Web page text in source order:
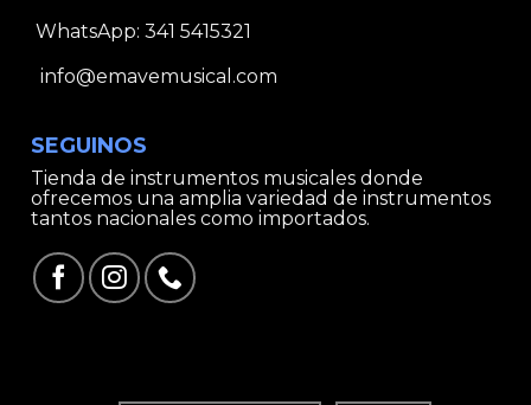
WhatsApp: 341 5415321
info@emavemusical.com
SEGUINOS
Tienda de instrumentos musicales donde
ofrecemos una amplia variedad de instrumentos
tantos nacionales como importados.